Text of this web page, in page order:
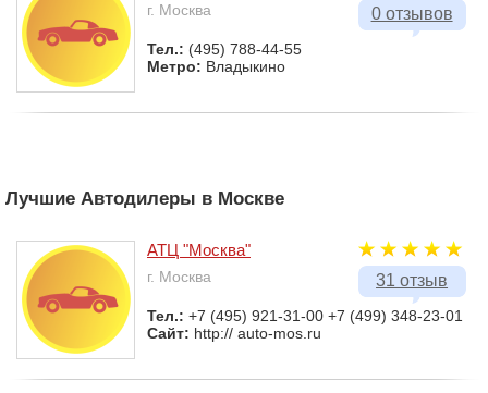
0 отзывов
г. Москва
Тел.: (495) 788-44-55
Метро: Владыкино
Лучшие Автодилеры в Москве
31 отзыв
АТЦ "Москва"
г. Москва
Тел.: +7 (495) 921-31-00 +7 (499) 348-23-01
Сайт: http:// auto-mos.ru